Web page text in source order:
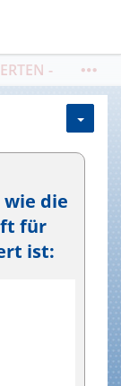
-
wie die
für
ist: